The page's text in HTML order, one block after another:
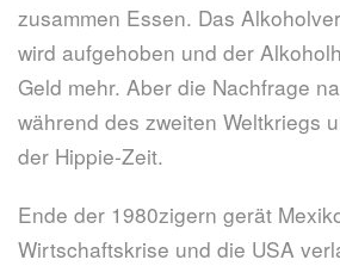
zusammen Essen. Das
wird aufgehoben und der
Geld mehr. Aber die Nachfrage
während des zweiten Weltkriegs
der Hippie-Zeit.
Ende der 1980zigern gerät
Wirtschaftskrise und die USA